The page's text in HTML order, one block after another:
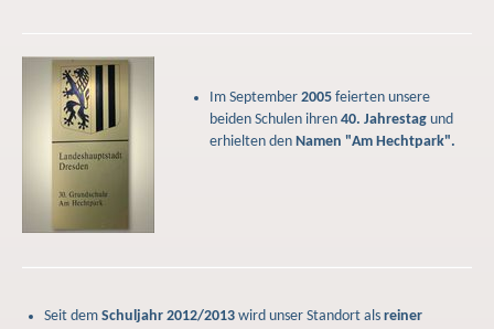
Im September 2005 feierten unsere
beiden Schulen ihren 40. Jahrestag und
erhielten den Namen "Am Hechtpark".
Seit dem Schuljahr 2012/2013 wird unser Standort als reiner